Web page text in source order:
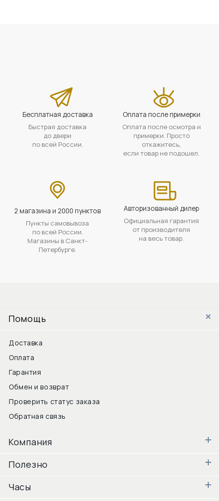
Бесплатная доставка
Быстрая доставка
до двери
по всей России.
Оплата после примерки
Оплата после осмотра и
примерки. Просто
откажитесь,
если товар не подошел.
2 магазина и 2000 пунктов
Пункты самовывоза
по всей России.
Магазины в Санкт-
Петербурге.
Авторизованный дилер
Официальная гарантия
от производителя
на весь товар.
Помощь
Доставка
Оплата
Гарантия
Обмен и возврат
Проверить статус заказа
Обратная связь
Компания
Полезно
Часы